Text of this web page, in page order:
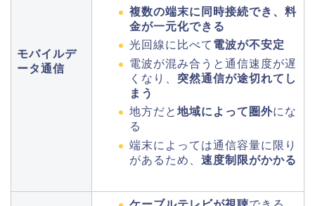
モバイルデ
ータ通信
複数の端末に同時接続でき、料
金が一元化できる
光回線に比べて 電波が不安定
電波が混み合うと通信速度が遅
くなり、 突然通信が途切れてし
まう
地方だと 地域によって圏外にな
る
端末によっては通信容量に限り
があるため、 速度制限がかかる